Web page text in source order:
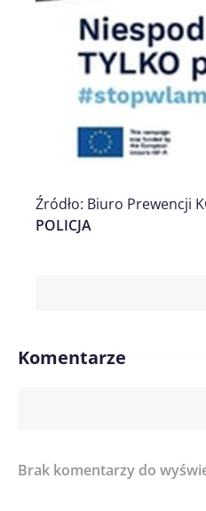
Źródło: Biuro Prewencji
POLICJA
Komentarze
Brak komentarzy do